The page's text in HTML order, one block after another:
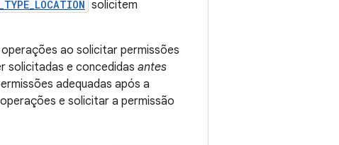
solicitem
ao solicitar permissões
solicitadas e concedidas antes
adequadas após a
e solicitar a permissão